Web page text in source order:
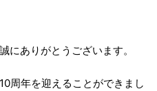
にありがとうございます。
周年を迎えることができまし